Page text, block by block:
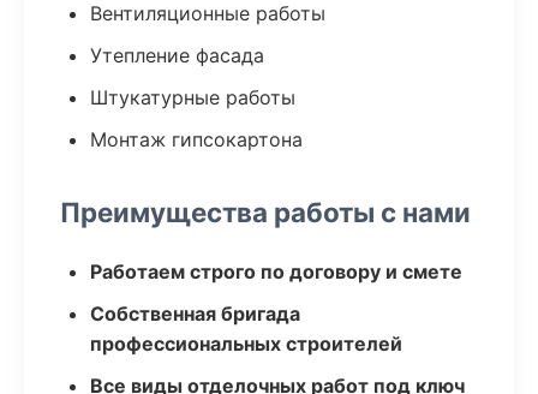
Вентиляционные работы
Утепление фасада
Штукатурные работы
Монтаж гипсокартона
Преимущества работы с нами
Работаем строго по договору и смете
Собственная бригада
профессиональных строителей
Все виды отделочных работ под ключ